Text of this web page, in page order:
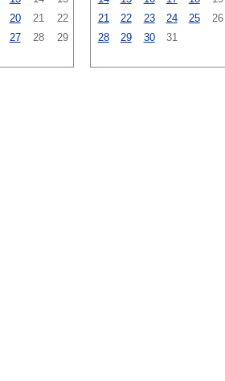
20 21
22
27 28
29
21
22 23 24 25 26
28
29 30 31